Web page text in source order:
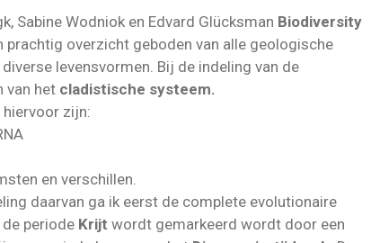
Sabine Wodniok en Edvard Glücksman Biodiversity
prachtig overzicht geboden van alle geologische
levensvormen. Bij de indeling van de
van het cladistische systeem.
zijn:
en verschillen.
daarvan ga ik eerst de complete evolutionaire
periode Krijt wordt gemarkeerd wordt door een